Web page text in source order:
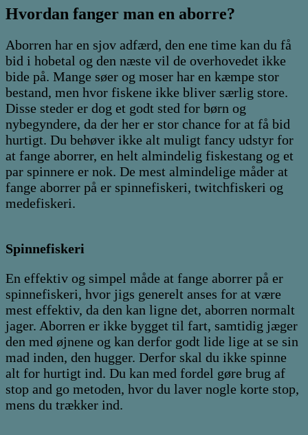
Hvordan fanger man en aborre?
Aborren har en sjov adfærd, den ene time kan du få
bid i hobetal og den næste vil de overhovedet ikke
bide på. Mange søer og moser har en kæmpe stor
bestand, men hvor fiskene ikke bliver særlig store.
Disse steder er dog et godt sted for børn og
nybegyndere, da der her er stor chance for at få bid
hurtigt. Du behøver ikke alt muligt fancy udstyr for
at fange aborrer, en helt almindelig fiskestang og et
par spinnere er nok. De mest almindelige måder at
fange aborrer på er spinnefiskeri, twitchfiskeri og
medefiskeri.
Spinnefiskeri
En effektiv og simpel måde at fange aborrer på er
spinnefiskeri, hvor jigs generelt anses for at være
mest effektiv, da den kan ligne det, aborren normalt
jager. Aborren er ikke bygget til fart, samtidig jæger
den med øjnene og kan derfor godt lide lige at se sin
mad inden, den hugger. Derfor skal du ikke spinne
alt for hurtigt ind. Du kan med fordel gøre brug af
stop and go metoden, hvor du laver nogle korte stop,
mens du trækker ind.